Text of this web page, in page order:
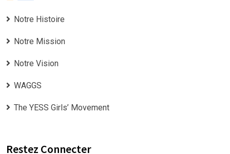
Notre Histoire
Notre Mission
Notre Vision
WAGGS
The YESS Girls’ Movement
Restez Connecter